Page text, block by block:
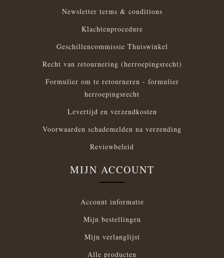
Newsletter terms & conditions
Klachtenprocedure
Geschillencommissie Thuiswinkel
Recht van retournering (herroepingsrecht)
Formulier om te retourneren - formulier
herroepingsrecht
Levertijd en verzendkosten
Voorwaarden schademelden na verzending
Reviewbeleid
MIJN ACCOUNT
Account informatie
Mijn bestellingen
Mijn verlanglijst
Alle producten